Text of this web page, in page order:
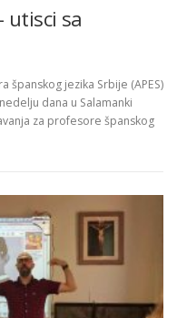
utisci sa
jezika Srbije (APES)
dana u Salamanki
za profesore španskog